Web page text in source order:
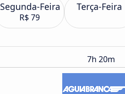
Segunda-Feira
R$ 79
Terça-Feira
7h 20m